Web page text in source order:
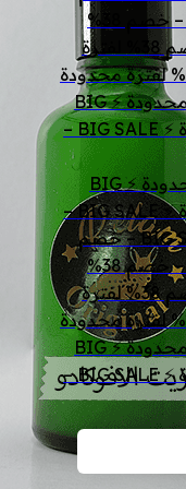
38% لفترة محدودة ⚡ BIG SALE – خصم 38%
لفترة محدودة ⚡ BIG SALE – خصم 38% لفترة
محدودة ⚡ BIG SALE – خصم 38% لفترة محدودة
⚡ BIG SALE – خصم 38% لفترة محدودة ⚡ BIG
SALE – خصم 38% لفترة محدودة ⚡ BIG SALE –
BIG SALE – خصم 38% لفترة محدودة ⚡ BIG
SALE – خصم 38% لفترة محدودة ⚡ BIG SALE –
خصم 38% لفترة محدودة ⚡ BIG SALE – خصم
38% لفترة محدودة ⚡ BIG SALE – خصم 38%
لفترة محدودة ⚡ BIG SALE – خصم 38% لفترة
محدودة ⚡ BIG SALE – خصم 38% لفترة محدودة
⚡ BIG SALE – خصم 38% لفترة محدودة ⚡ BIG
SALE – خصم 38% لفترة محدودة ⚡ BIG SALE –